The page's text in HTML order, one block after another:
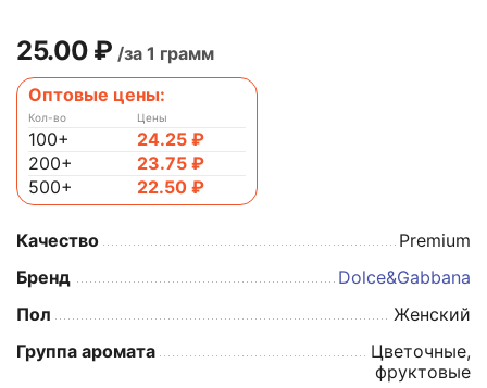
25.00 ₽ /за 1 грамм
Оптовые цены:
Кол-во
100+
200+
500+
Цены
24.25 ₽
23.75 ₽
22.50 ₽
Качество
Premium
Бренд
Dolce&Gabbana
Пол
Женский
Группа аромата
Цветочные,
фруктовые